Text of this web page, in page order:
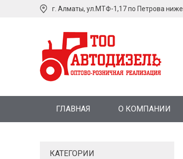
г. Алматы, ул.МТФ-1,17 по Петрова
ГЛАВНАЯ О КОМПАНИИ
КАТЕГОРИИ